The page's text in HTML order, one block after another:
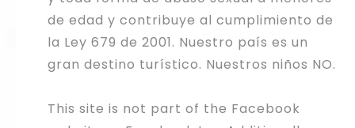
de edad y contribuye al cumplimiento de
la Ley 679 de 2001. Nuestro país es un
gran destino turístico. Nuestros niños NO.
This site is not part of the Facebook